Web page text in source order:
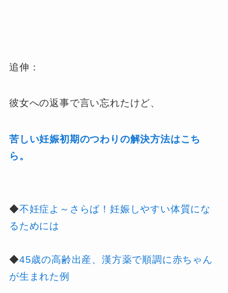
追伸：
彼女への返事で言い忘れたけど、
苦しい妊娠初期のつわりの解決方法はこち
ら。
◆不妊症よ～さらば！妊娠しやすい体質にな
るためには
◆45歳の高齢出産、漢方薬で順調に赤ちゃん
が生まれた例